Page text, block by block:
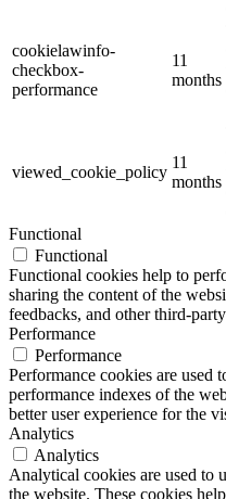
cookielawinfo-
checkbox-
performance
11
months
viewed_cookie_policy
11
months
Functional
Functional
Functional cookies help to
sharing the content of the
feedbacks, and other third-
Performance
Performance
Performance cookies are used
performance indexes of the
better user experience for the
Analytics
Analytics
Analytical cookies are used to
the website. These cookies